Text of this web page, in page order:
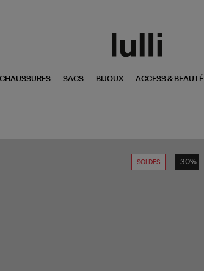
CHAUSSURES SACS BIJOUX ACCESS & BEAUTÉ
SOLDES -30%